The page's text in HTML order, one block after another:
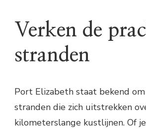
Verken de
stranden
Port Elizabeth staat bekend
stranden die zich uitstrekken
kilometerslange kustlijnen. Of